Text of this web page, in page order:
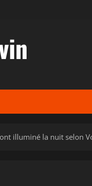
illuminé la nuit selon